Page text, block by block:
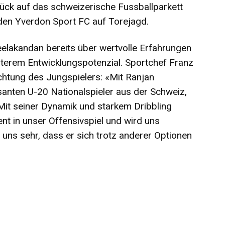
auf das schweizerische Fussballparkett
Yverdon Sport FC auf Torejagd.
bereits über wertvolle Erfahrungen
Entwicklungspotenzial. Sportchef Franz
des Jungspielers: «Mit Ranjan
U-20 Nationalspieler aus der Schweiz,
seiner Dynamik und starkem Dribbling
in unser Offensivspiel und wird uns
sehr, dass er sich trotz anderer Optionen